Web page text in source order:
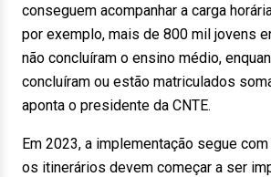
conseguem acompanhar a carga
por exemplo, mais de 800 mil jovens
não concluíram o ensino médio,
concluíram ou estão matriculados
aponta o presidente da CNTE.
Em 2023, a implementação segue
os itinerários devem começar a ser